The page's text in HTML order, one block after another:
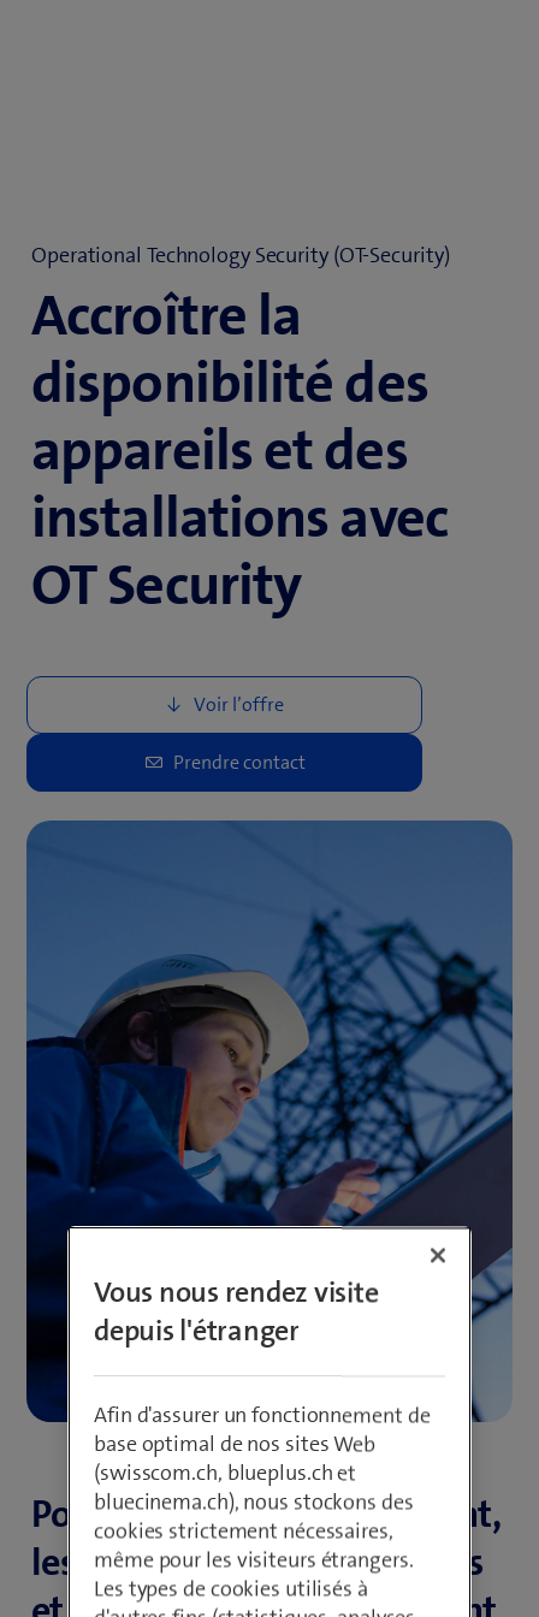
Operational Technology Security (OT-Security)
Accroître la
disponibilité des
appareils et des
installations avec
OT Security
Pour un bon fonctionnement,
les installations industrielles
Vous nous rendez visite
depuis l'étranger
Afin d'assurer un fonctionnement de
base optimal de nos sites Web
(swisscom.ch, blueplus.ch et
bluecinema.ch), nous stockons des
cookies strictement nécessaires,
même pour les visiteurs étrangers.
Les types de cookies utilisés à